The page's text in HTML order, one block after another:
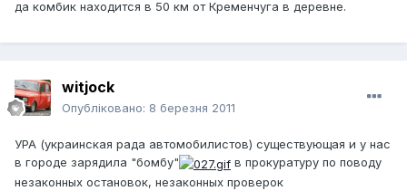
да комбик находится в 50 км от Кременчуга в деревне.
witjock
Опубліковано: 8 березня 2011
УРА (украинская рада автомобилистов) существующая и у нас
в городе зарядила "бомбу"
в прокуратуру по поводу
незаконных остановок, незаконных проверок